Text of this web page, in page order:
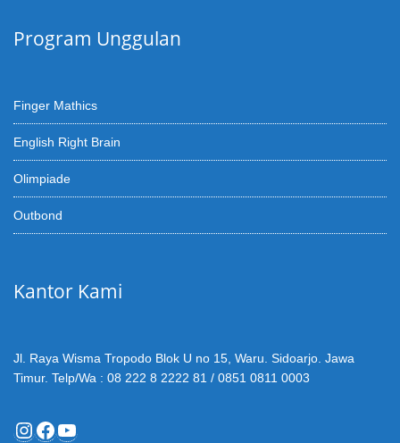
Program Unggulan
Finger Mathics
English Right Brain
Olimpiade
Outbond
Kantor Kami
Jl. Raya Wisma Tropodo Blok U no 15, Waru. Sidoarjo. Jawa
Timur. Telp/Wa : 08 222 8 2222 81 / 0851 0811 0003
Instagram
Facebook
YouTube